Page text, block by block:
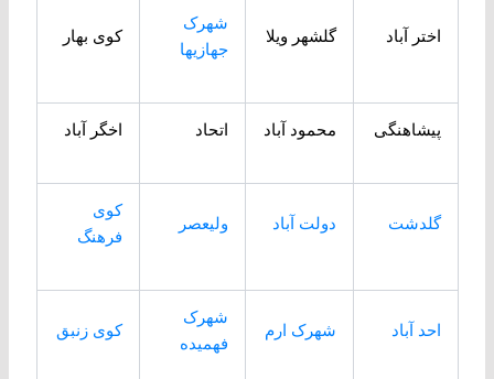
اختر آباد گلشهر ویلا
شهرک
جهازیها
کوی بهار
پیشاهنگی محمود آباد اتحاد اخگر آباد
گلدشت دولت آباد ولیعصر
کوی
فرهنگ
احد آباد شهرک ارم
شهرک
فهمیده
کوی زنبق